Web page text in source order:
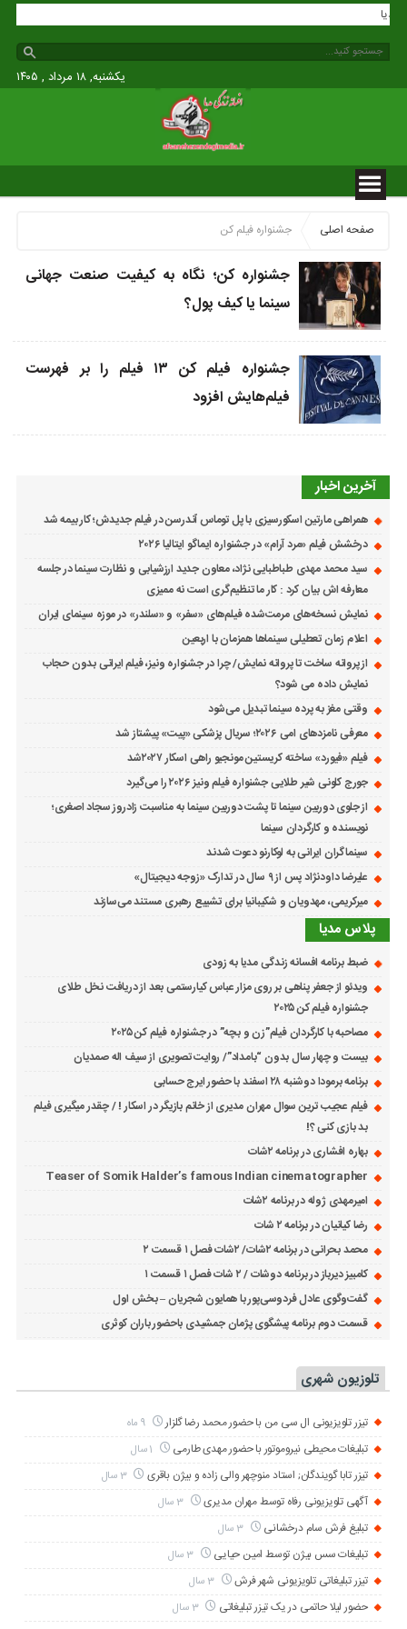
مدیا
یکشنبه, ۱۸ مرداد , ۱۴۰۵
صفحه اصلی جشنواره فیلم کن
جشنواره کن؛ نگاه به کیفیت صنعت جهانی
سینما یا کیف پول؟
جشنواره فیلم کن ۱۳ فیلم را بر فهرست
فیلم‌هایش افزود
آخرین اخبار
همراهی مارتین اسکورسیزی با پل توماس ٱندرسن در فیلم جدیدش؛ کار بیمه شد
درخشش فیلم «مرد آرام» در جشنواره ایماگو ایتالیا ۲۰۲۶
سید محمد مهدی طباطبایی نژاد، معاون جدید ارزشیابی و نظارت سینما در جلسه
معارفه اش بیان کرد : کار ما تنظیم‌گری است نه ممیزی
نمایش نسخه‌های مرمت‌شده فیلم‌های «سفر» و «سلندر» در موزه سینمای ایران
اعلام زمان تعطیلی سینماها همزمان با اربعین
از پروانه ساخت تا پروانه نمایش/ چرا در جشنواره ونیز، فیلم ایرانی بدون حجاب
نمایش داده می شود؟
وقتی مغز به پرده سینما تبدیل می‌شود
معرفی نامزدهای امی ۲۰۲۶؛ سریال پزشکی «پیت» پیشتاز شد
فیلم «فیورد» ساخته کریستین مونجیو راهی اسکار ۲۰۲۷شد
جورج کلونی شیر طلایی جشنواره فیلم ونیز ۲۰۲۶ را می‌گیرد
از جلوی دوربین سینما تا پشت دوربین سینما به مناسبت زادروز سجاد اصغری؛
نویسنده و کارگردان سینما
سینماگران ایرانی به لوکارنو دعوت شدند
علیرضا داودنژاد پس از ۹ سال در تدارک «زوجه دیجیتال»
میرکریمی، مهدویان و شکیبانیا برای تشییع رهبری مستند می‌سازند
پلاس مدیا
ضبط برنامه افسانه زندگی مدیا به زودی
ویدئو از جعفر پناهی بر روی مزار عباس کیارستمی بعد از دریافت نخل طلای
جشنواره فیلم کن ۲۰۲۵
مصاحبه با کارگردان فیلم”زن و بچه” در جشنواره فیلم کن ۲۰۲۵
بیست و چهار سال بدون “بامداد”/ روایت تصویری از سیف اله صمدیان
برنامه برمودا دوشنبه ۲۸ اسفند با حضور ایرج حسابی
فیلم عجیب ترین سوال مهران مدیری از خانم بازیگر در اسکار ! / چقدر میگیری فیلم
بد بازی کنی ؟!
بهاره افشاری در برنامه ۲شات
Teaser of Somik Halder’s famous Indian cinematographer
امیرمهدی ژوله در برنامه ۲شات
رضا کیانیان در برنامه ۲ شات
محمد بحرانی در برنامه ۲شات/ ۲شات فصل ۱ قسمت ۲
کامبیز دیرباز در برنامه دوشات / ۲ شات فصل ۱ قسمت ۱
گفت‌وگوی عادل فردوسی‌پور با همایون شجریان – بخش اول
قسمت دوم برنامه پیشگوی پژمان جمشیدی باحضور باران کوثری
تلوزیون شهری
تیزر تلویزیونی ال سی من با حضور محمد رضا گلزار 9 ماه
تبلیغات محیطی نیروموتور با حضور مهدی طارمی
تیزر تابا گویندگان; استاد منوچهر والی زاده و بیژن باقری 3 سال
آگهی تلویزیونی رفاه توسط مهران مدیری 3 سال
تبلیغ فرش سام درخشانی 3 سال
تبلیغات سس بیژن توسط امین حیایی 3 سال
تیزر تبلیغاتی تلویزیونی شهر فرش 3 سال
حضور لیلا حاتمی در یک تیزر تبلیغاتی 3 سال